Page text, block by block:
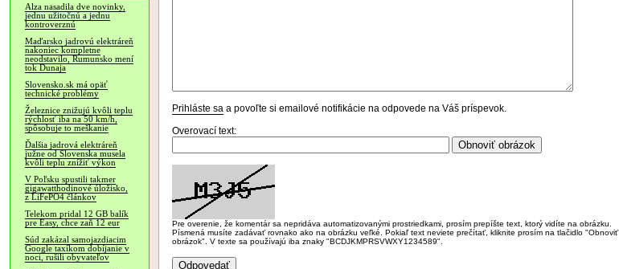
Alza nasadila dve novinky,
jednu užitočnú a jednu
kontroverznú
Maďarsko jadrovú elektráreň
nakoniec kompletne
neodstavilo, Rumunsko mení
tok Dunaja
Slovensko.sk má opäť
technické problémy
Železnice znižujú kvôli teplu
rýchlosť iba na 50 km/h,
spôsobuje to meškanie
Ďalšia jadrová elektráreň
južne od Slovenska musela
kvôli teplu znížiť výkon
V Poľsku spustili takmer
gigawatthodinové úložisko,
z LiFePO4 článkov
Telekom pridal 12 GB balík
pre Easy, chce zaň 12 eur
Súd zakázal samojazdiacim
Google taxíkom dobíjanie v
noci, rušili obyvateľov
Prihláste sa a povoľte si emailové notifikácie na odpovede na Váš príspevok.
Overovací text:
Pre overenie, že komentár sa nepridáva automatizovanými prostriedkami, prosím prepíšte text, ktorý vidíte na obrázku.
Písmená musíte zadávať rovnako ako na obrázku veľké. Pokiaľ text neviete prečítať, kliknite prosím na tlačidlo "Obnoviť
obrázok". V texte sa používajú iba znaky "BCDJKMPRSVWXY1234589".